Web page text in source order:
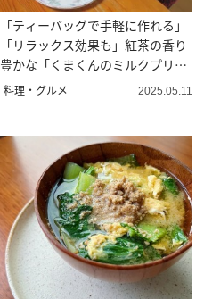
「ティーバッグで手軽に作れる」
「リラックス効果も」紅茶の香り
豊かな「くまくんのミルクプリ
ン」
料理・グルメ 2025.05.11